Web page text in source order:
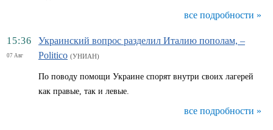
все подробности »
15:36
07 Авг
Украинский вопрос разделил Италию пополам, –
Politico (УНИАН)
По поводу помощи Украине спорят внутри своих лагерей
как правые, так и левые.
все подробности »